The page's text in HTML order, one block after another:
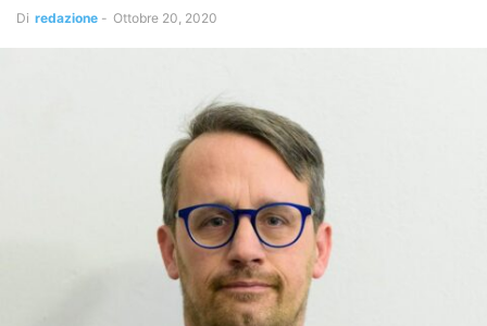
Di redazione - Ottobre 20, 2020